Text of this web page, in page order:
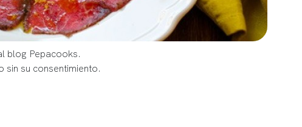
blog Pepacooks.
sin su consentimiento.